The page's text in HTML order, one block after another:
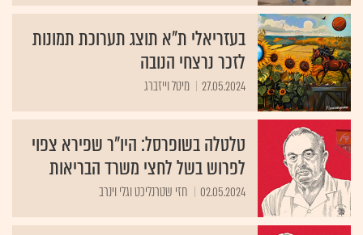
בעזריאלי ת"א תוצג תערוכת תמונות
לזכר נרצחי הנובה
27.05.2024 מיטל וייזברג
טלטלה בשופרסל: היו"ר שפירא צפוי
לפרוש בשל לחצי משרד הבריאות
02.05.2024 חזי שטרנליכט וגלי וינרב